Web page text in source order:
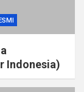
Indonesia)